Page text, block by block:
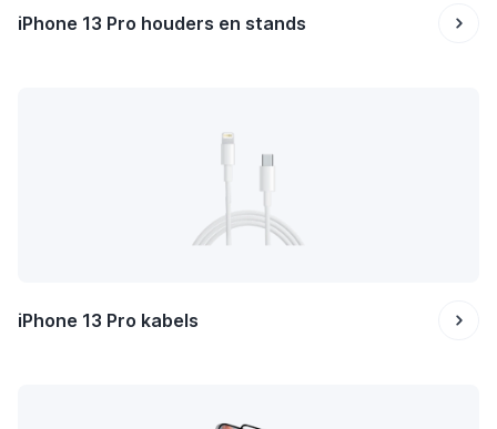
iPhone 13 Pro houders en stands
iPhone 13 Pro kabels